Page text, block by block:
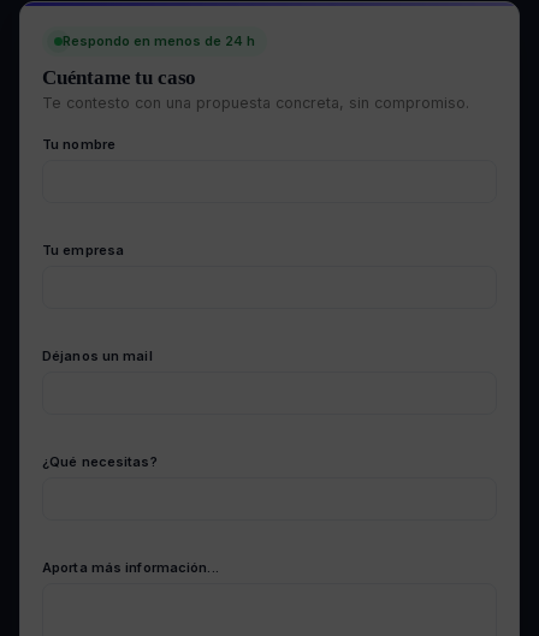
Respondo en menos de 24 h
Cuéntame tu caso
Te contesto con una propuesta concreta, sin compromiso.
Tu nombre
Tu empresa
Déjanos un mail
¿Qué necesitas?
Aporta más información...